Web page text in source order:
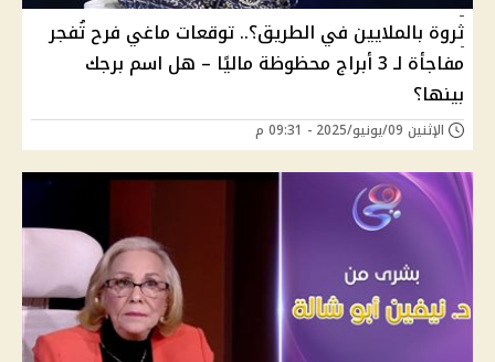
ثروة بالملايين في الطريق؟.. توقعات ماغي فرح تُفجر
مفاجأة لـ 3 أبراج محظوظة ماليًا – هل اسم برجك
بينها؟
الإثنين 09/يونيو/2025 - 09:31 م